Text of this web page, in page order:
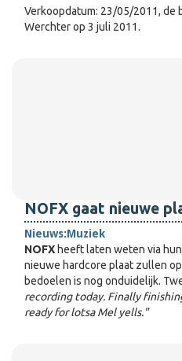
Verkoopdatum: 23/05/2011, de
Werchter op 3 juli 2011.
NOFX gaat nieuwe
Nieuws:Muziek
NOFX heeft laten weten via
nieuwe hardcore plaat zullen
bedoelen is nog onduidelijk.
recording today. Finally
ready for lotsa Mel yells."